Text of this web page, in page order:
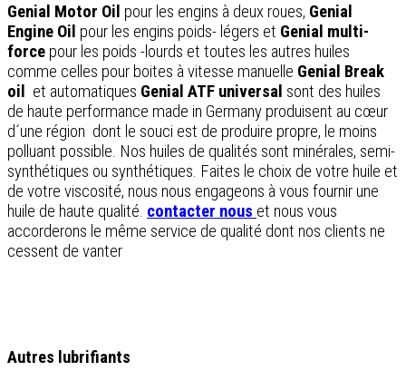
Genial Motor Oil pour les engins à deux roues, Genial
Engine Oil pour les engins poids- légers et Genial multi-
force pour les poids -lourds et toutes les autres huiles
comme celles pour boites à vitesse manuelle Genial Break
oil
et automatiques Genial ATF universal sont des huiles
de haute performance made in Germany produisent au cœur
d´une région dont le souci est de produire propre, le moins
polluant possible. Nos huiles de qualités sont minérales, semi-
synthétiques ou synthétiques. Faites le choix de votre huile et
de votre viscosité, nous nous engageons à vous fournir une
huile de haute qualité. contacter nous et nous vous
accorderons le même service de qualité dont nos clients ne
cessent de vanter
Autres lubrifiants